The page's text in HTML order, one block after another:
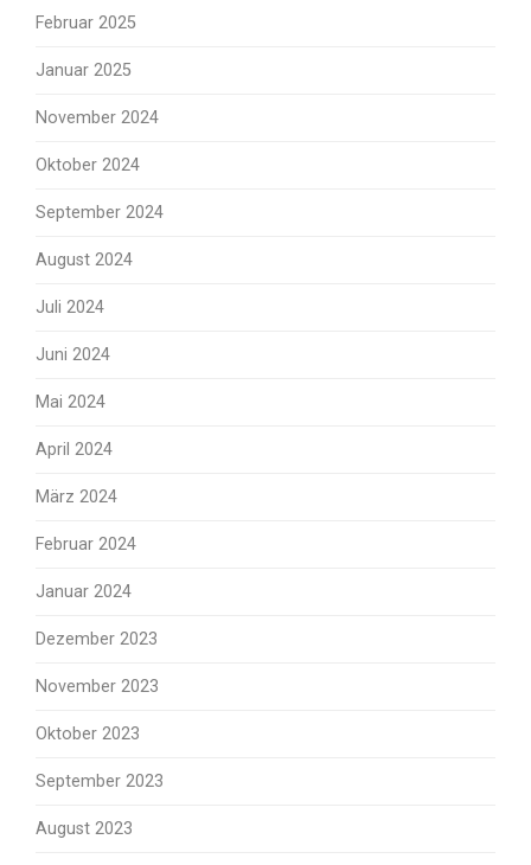
Februar 2025
Januar 2025
November 2024
Oktober 2024
September 2024
August 2024
Juli 2024
Juni 2024
Mai 2024
April 2024
März 2024
Februar 2024
Januar 2024
Dezember 2023
November 2023
Oktober 2023
September 2023
August 2023